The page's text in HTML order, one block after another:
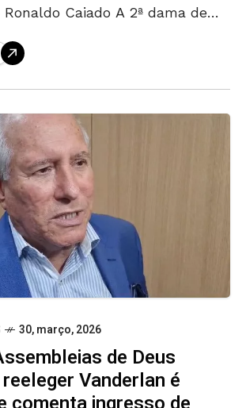
Caiado A 2ª dama de
30, março, 2026
de Deus
Vanderlan é